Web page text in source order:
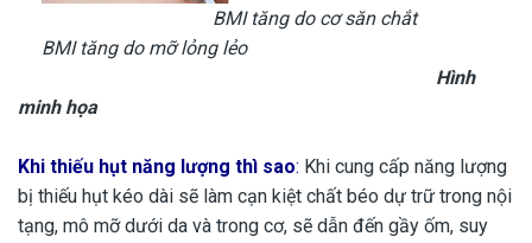
BMI tăng do cơ săn chắt
BMI tăng do mỡ lỏng lẻo
Hình
minh họa
Khi thiếu hụt năng lượng thì sao: Khi cung cấp năng lượng
bị thiếu hụt kéo dài sẽ làm cạn kiệt chất béo dự trữ trong nội
tạng, mô mỡ dưới da và trong cơ, sẽ dẫn đến gầy ốm, suy